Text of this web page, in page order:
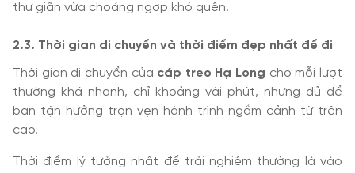
thư giãn vừa choáng ngợp khó quên.
2.3. Thời gian di chuyển và thời điểm đẹp nhất để đi
Thời gian di chuyển của cáp treo Hạ Long cho mỗi lượt
thường khá nhanh, chỉ khoảng vài phút, nhưng đủ để
bạn tận hưởng trọn vẹn hành trình ngắm cảnh từ trên
cao.
Thời điểm lý tưởng nhất để trải nghiệm thường là vào